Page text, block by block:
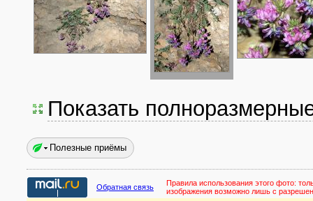
Показать
Полезные приёмы
Обратная связь Правила использования этого фото:
изображения возможно лишь с